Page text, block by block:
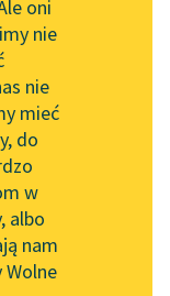
dla piszących i
Lektur
oni
nie
nie
mieć
do
w
albo
nam
Wolne
jak
w tej porze,
jest
wszystko jest